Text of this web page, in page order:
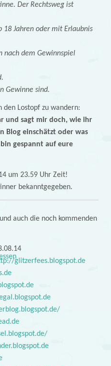
Der Rechtsweg ist
18 Jahren oder mit Erlaubnis
nach dem Gewinnspiel
Gewinne sind.
Lostopf zu wandern:
und sagt mir doch, wie ihr
Blog einschätzt oder was
gespannt auf eure
um 23.59 Uhr Zeit!
bekanntgegeben.
auch die noch kommenden
glitzerfees.blogspot.de